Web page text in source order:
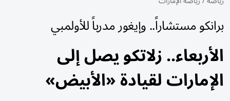
برانكو مستشاراً.. وإيغور مدرباً للأولمبي
الأربعاء.. زلاتكو يصل إلى
الإمارات لقيادة «الأبيض»